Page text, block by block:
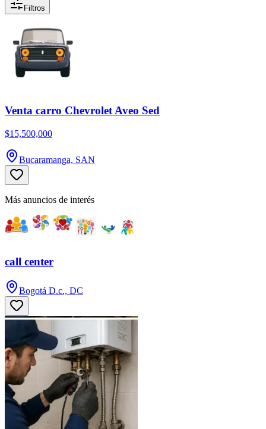
Filtros
Venta carro Chevrolet Aveo Sed
$15,500,000
Bucaramanga, SAN
Más anuncios de interés
call center
Bogotá D.c., DC